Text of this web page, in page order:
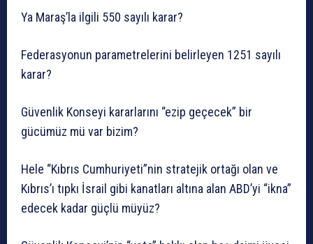
Ya Maraş’la ilgili 550 sayılı karar?
Federasyonun parametrelerini belirleyen 1251 sayılı
karar?
Güvenlik Konseyi kararlarını “ezip geçecek” bir
gücümüz mü var bizim?
Hele “Kıbrıs Cumhuriyeti”nin stratejik ortağı olan ve
Kıbrıs’ı tıpkı İsrail gibi kanatları altına alan ABD’yi “ikna”
edecek kadar güçlü müyüz?